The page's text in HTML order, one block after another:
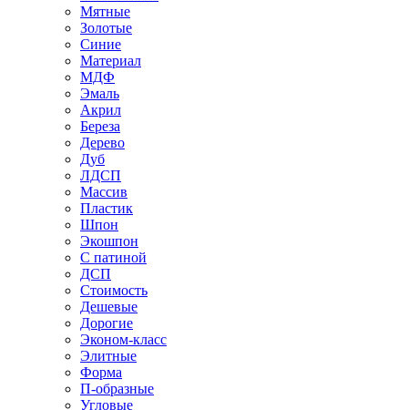
Мятные
Золотые
Синие
Материал
МДФ
Эмаль
Акрил
Береза
Дерево
Дуб
ЛДСП
Массив
Пластик
Шпон
Экошпон
С патиной
ДСП
Стоимость
Дешевые
Дорогие
Эконом-класс
Элитные
Форма
П-образные
Угловые